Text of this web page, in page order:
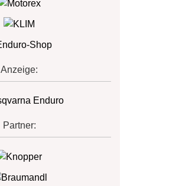
Anzeige:
Partner: